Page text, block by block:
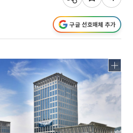
구글 선호매체 추가